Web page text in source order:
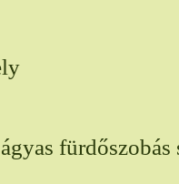
fürdőszobás